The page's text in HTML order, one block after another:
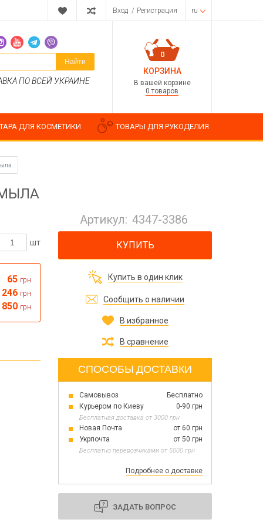
Вход / Регистрация ru
Найти
ПО ВСЕЙ УКРАИНЕ
0
КОРЗИНА
В вашей корзине
0 товаров
Косметические отдушки
Пищевые ароматизаторы
Все для изготовления духов
Все для аромасаше и аромадифузоров
Тара для косметики оптом
Базовые масла жидкие и баттеры оптом
Основы для скраба
Травы для мыла
Глина косметическая
1 октября День защитников и защитниц
Украины
ТАРА ДЛЯ КОСМЕТИКИ ТОВАРЫ ДЛЯ РУКОДЕЛИЯ
шт
65 грн
246 грн
850 грн
Артикул: 4347-3386
КУПИТЬ
Купить в один клик
Сообщить о наличии
В избранное
В сравнение
СПОСОБЫ ДОСТАВКИ
Самовывоз
Бесплатно
Курьером по Киеву
0-90 грн
Бесплатная доставка от 3000 грн
Новая Почта
от 60 грн
Укрпочта
от 50 грн
Бесплатно перевозчиками от 5000 грн
Подробнее о доставке
ЗАДАТЬ ВОПРОС